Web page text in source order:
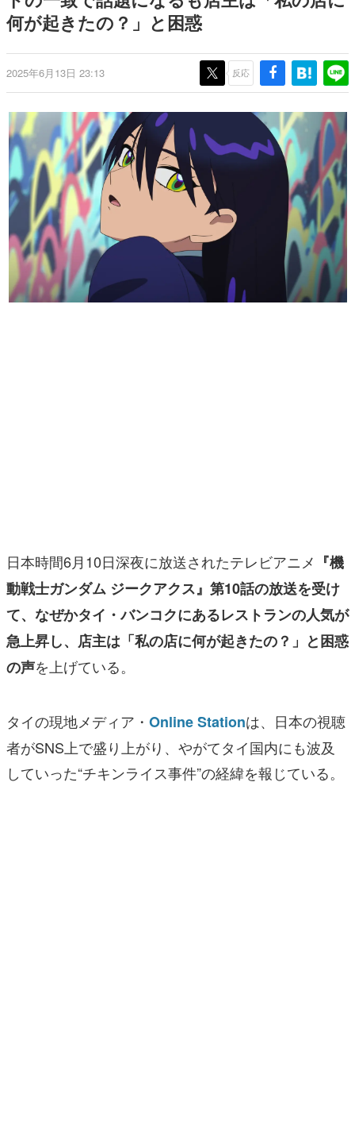
新世代に訊く
これからのデジタルゲーム市場を担う若きクリエイター達
ゲーム世代の作家たち
ゲームに多大な影響を受けた作家さんに取材し、ゲームが
画です。
日本モバイルゲーム産業史
日本のモバイルゲーム史における主要なトピック・タイト
ルを網羅するほか、開発者へのインタビューや識者による
解説を掲載。約20年の歴史が一望できる決定版！
若ゲのいたり〜ゲームクリエイターの青春〜
『うつヌケ』『ペンと箸』等で知られるマンガ家・田中圭
一先生によるゲーム業界レポートマンガです。
なんでゲームは面白い？
ゲーム開発者・hamatsu氏がゲームの魅力を画面や操作の
具体的な形から解き明かしていく、硬派で骨太な評論連載
その他
電ファミニコゲーマーとは？
運営：株式会社マレ
何が起きたの？」と困惑
2025年6月13日 23:13 反応
日本時間6月10日深夜に放送されたテレビアニメ 『機
動戦士ガンダム ジークアクス』第10話の放送を受け
て、なぜかタイ・バンコクにあるレストランの人気が
急上昇し、店主は「私の店に何が起きたの？」と困惑
の声を上げている。
タイの現地メディア・ Online Stationは、日本の視聴
者がSNS上で盛り上がり、やがてタイ国内にも波及
していった“チキンライス事件”の経緯を報じている。